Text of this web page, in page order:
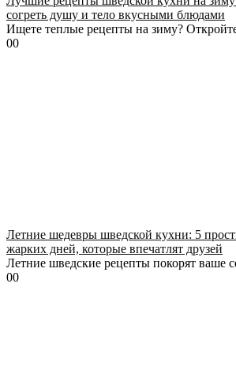
согреть душу и тело вкусными блюдами
Ищете теплые рецепты на зиму?
00
Летние шедевры шведской кухни: 5
жарких дней, которые впечатлят друзей
Летние шведские рецепты покорят ваше
00